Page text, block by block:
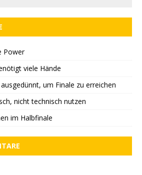
Power
viele Hände
um Finale zu erreichen
nicht technisch nutzen
im Halbfinale